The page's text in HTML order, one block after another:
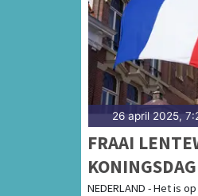
26 april 2025,
FRAAI
KONINGSDAG
NEDERLAND - Het is